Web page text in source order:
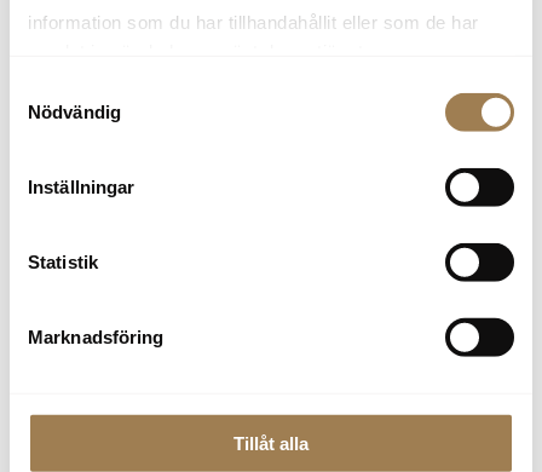
information som du har tillhandahållit eller som de har
Nödvändig
Inställningar
Statistik
Marknadsföring
Tillåt alla